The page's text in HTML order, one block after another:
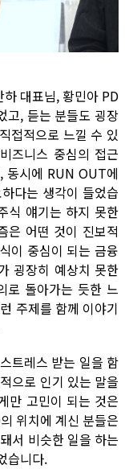
대표님, 황민아 PD
고, 듣는 분들도 굉장
접적으로 느낄 수 있
즈니스 중심의 접근
동시에 RUN OUT에
다는 생각이 들었습
식 얘기는 하지 못한
은 어떤 것이 진보적
이 중심이 되는 금융
굉장히 예상치 못한
로 돌아가는 듯한 느
주제를 함께 이야기
트레스 받는 일을 함
으로 인기 있는 말을
만 고민이 되는 것은
위치에 계신 분들은
서 비슷한 일을 하는
습니다.